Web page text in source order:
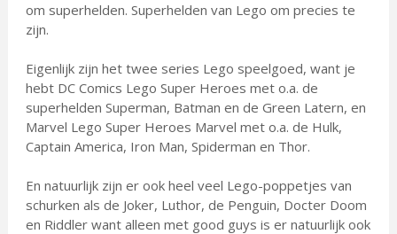
om superhelden. Superhelden van Lego om precies te
zijn.
Eigenlijk zijn het twee series Lego speelgoed, want je
hebt DC Comics Lego Super Heroes met o.a. de
superhelden Superman, Batman en de Green Latern, en
Marvel Lego Super Heroes Marvel met o.a. de Hulk,
Captain America, Iron Man, Spiderman en Thor.
En natuurlijk zijn er ook heel veel Lego-poppetjes van
schurken als de Joker, Luthor, de Penguin, Docter Doom
en Riddler want alleen met good guys is er natuurlijk ook